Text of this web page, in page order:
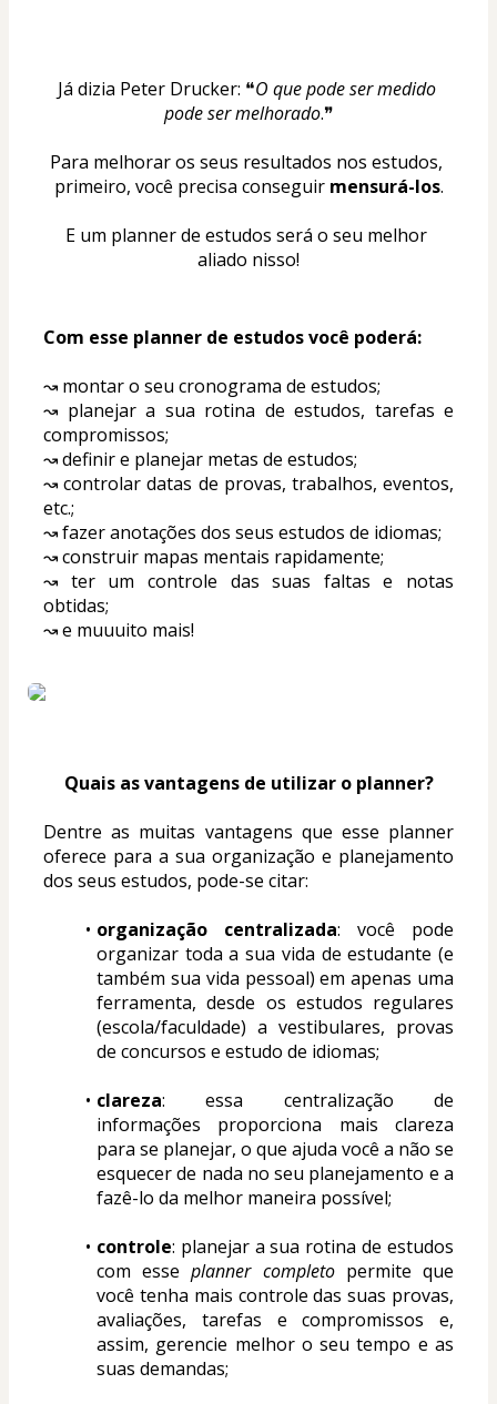
Já dizia Peter Drucker: ❝O que pode ser medido
pode ser melhorado.❞
Para melhorar os seus resultados nos estudos,
primeiro, você precisa conseguir mensurá-los.
E um planner de estudos será o seu melhor
aliado nisso!
Com esse planner de estudos você poderá:
↝ montar o seu cronograma de estudos;
↝ planejar a sua rotina de estudos, tarefas e
compromissos;
↝ definir e planejar metas de estudos;
↝ controlar datas de provas, trabalhos, eventos,
etc.;
↝ fazer anotações dos seus estudos de idiomas;
↝ construir mapas mentais rapidamente;
↝ ter um controle das suas faltas e notas
obtidas;
↝ e muuuito mais!
Quais as vantagens de utilizar o planner?
Dentre as muitas vantagens que esse planner
oferece para a sua organização e planejamento
dos seus estudos, pode-se citar:
organização centralizada: você pode
organizar toda a sua vida de estudante (e
também sua vida pessoal) em apenas uma
ferramenta, desde os estudos regulares
(escola/faculdade) a vestibulares, provas
de concursos e estudo de idiomas;
clareza: essa centralização de
informações proporciona mais clareza
para se planejar, o que ajuda você a não se
esquecer de nada no seu planejamento e a
fazê-lo da melhor maneira possível;
controle: planejar a sua rotina de estudos
com esse planner completo permite que
você tenha mais controle das suas provas,
avaliações, tarefas e compromissos e,
assim, gerencie melhor o seu tempo e as
suas demandas;